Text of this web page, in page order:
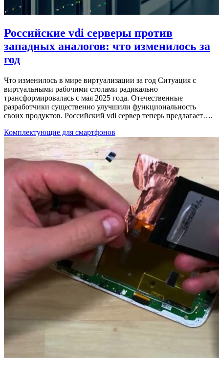
Российские vdi серверы против
западных аналогов: что изменилось за
год
Что изменилось в мире виртуализации за год Ситуация с
виртуальными рабочими столами радикально
трансформировалась с мая 2025 года. Отечественные
разработчики существенно улучшили функциональность
своих продуктов. Российский vdi сервер теперь предлагает….
Комплектующие для смартфонов